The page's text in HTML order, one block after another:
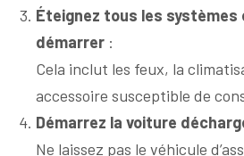
Éteignez tous les
démarrer :
Cela inclut les feux, la
accessoire susceptible de
Démarrez la voiture
Ne laissez pas le véhicule